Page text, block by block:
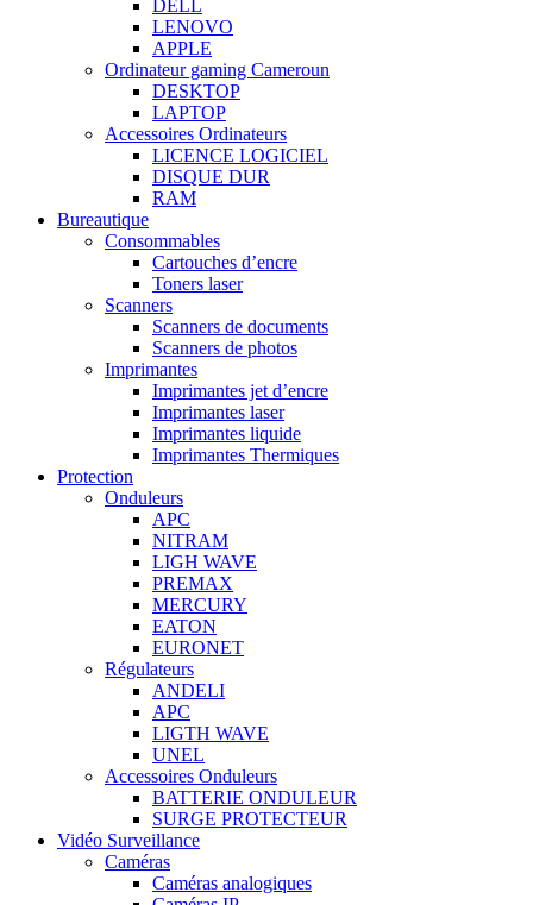
DELL
LENOVO
APPLE
Ordinateur gaming Cameroun
DESKTOP
LAPTOP
Accessoires Ordinateurs
LICENCE LOGICIEL
DISQUE DUR
RAM
Bureautique
Consommables
Cartouches d’encre
Toners laser
Scanners
Scanners de documents
Scanners de photos
Imprimantes
Imprimantes jet d’encre
Imprimantes laser
Imprimantes liquide
Imprimantes Thermiques
Protection
Onduleurs
APC
NITRAM
LIGH WAVE
PREMAX
MERCURY
EATON
EURONET
Régulateurs
ANDELI
APC
LIGTH WAVE
UNEL
Accessoires Onduleurs
BATTERIE ONDULEUR
SURGE PROTECTEUR
Vidéo Surveillance
Caméras
Caméras analogiques